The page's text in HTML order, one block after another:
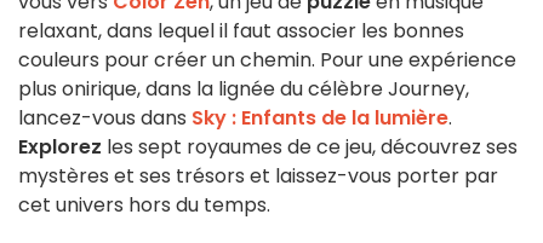
relaxant, dans lequel il faut associer les bonnes
couleurs pour créer un chemin. Pour une expérience
plus onirique, dans la lignée du célèbre Journey,
lancez-vous dans Sky : Enfants de la lumière.
Explorez les sept royaumes de ce jeu, découvrez ses
mystères et ses trésors et laissez-vous porter par
cet univers hors du temps.